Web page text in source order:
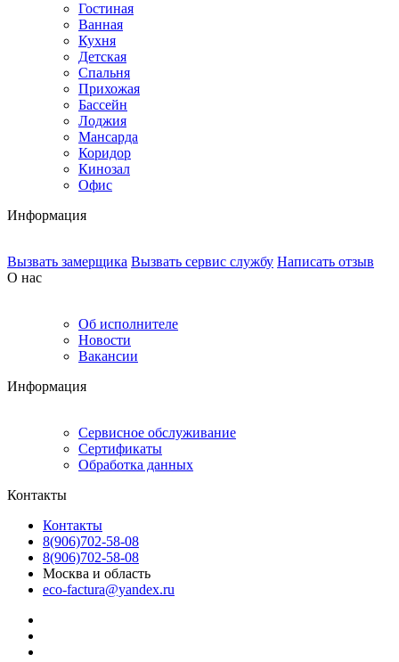
Гостиная
Ванная
Кухня
Детская
Спальня
Прихожая
Бассейн
Лоджия
Мансарда
Коридор
Кинозал
Офис
Информация
Вызвать замерщика Вызвать сервис службу Написать отзыв
О нас
Об исполнителе
Новости
Вакансии
Информация
Сервисное обслуживание
Сертификаты
Обработка данных
Контакты
Контакты
8(906)702-58-08
8(906)702-58-08
Москва и область
eco-factura@yandex.ru